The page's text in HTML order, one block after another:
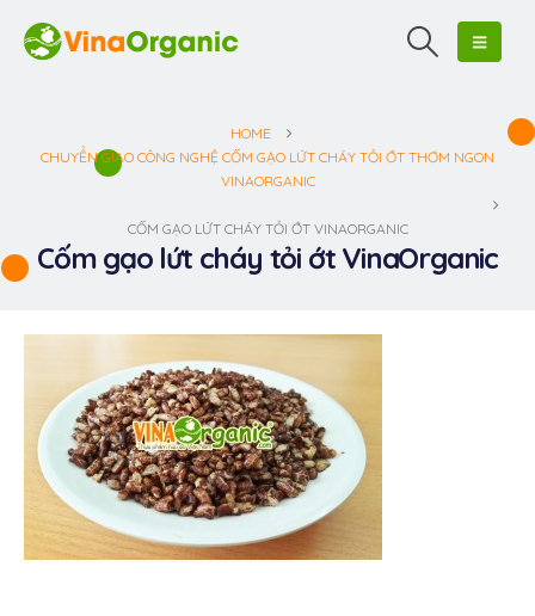
HOME
CHUYỂN GIAO CÔNG NGHỆ CỐM GẠO LỨT CHÁY TỎI ỚT THƠM NGON
VINAORGANIC
CỐM GẠO LỨT CHÁY TỎI ỚT VINAORGANIC
Cốm gạo lứt cháy tỏi ớt VinaOrganic